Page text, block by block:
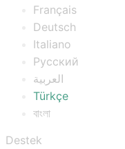
Français
Deutsch
Italiano
Русский
العربية
Türkçe
বাংলা
Destek